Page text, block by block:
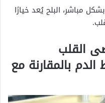
بشكل مباشر، البلح يُعد خيارًا
القلب
بالمقارنة مع